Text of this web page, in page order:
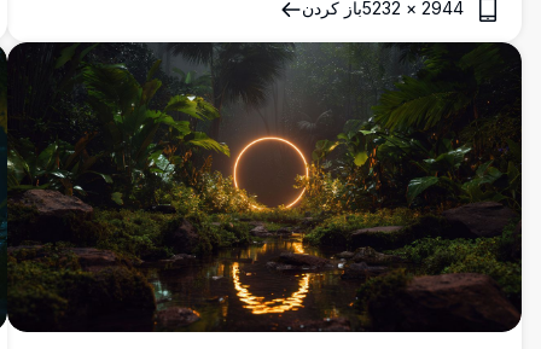
فضای گرم شامی دنج در دنیای پیکسلی را به تصویر می‌کشد.
2944
×
5232باز کردن